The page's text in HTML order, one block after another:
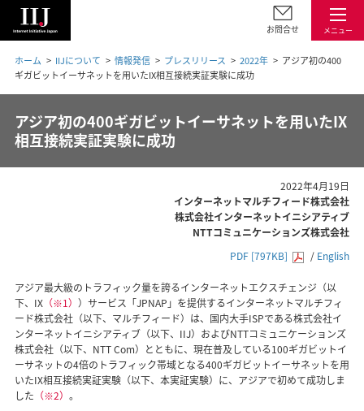
メニュー
お問合せ
ホーム IIJについて 情報発信 プレスリリース 2022年
アジア初の400
ギガビットイーサネットを用いたIX相互接続実証実験に成功
アジア初の400ギガビットイーサネットを用いたIX
相互接続実証実験に成功
2022年4月19日
インターネットマルチフィード株式会社
株式会社インターネットイニシアティブ
NTTコミュニケーションズ株式会社
PDF [797KB]
/ English
アジア最大級のトラフィック量を誇るインターネットエクスチェンジ（以
下、IX （※1） ）サービス「JPNAP」を提供するインターネットマルチフィ
ード株式会社（以下、マルチフィード）は、国内大手ISPである株式会社イ
ンターネットイニシアティブ（以下、IIJ）およびNTTコミュニケーションズ
株式会社（以下、NTT Com）とともに、現在普及している100ギガビットイ
ーサネットの4倍のトラフィック帯域となる400ギガビットイーサネットを用
いたIX相互接続実証実験（以下、本実証実験）に、アジアで初めて成功しま
した （※2） 。